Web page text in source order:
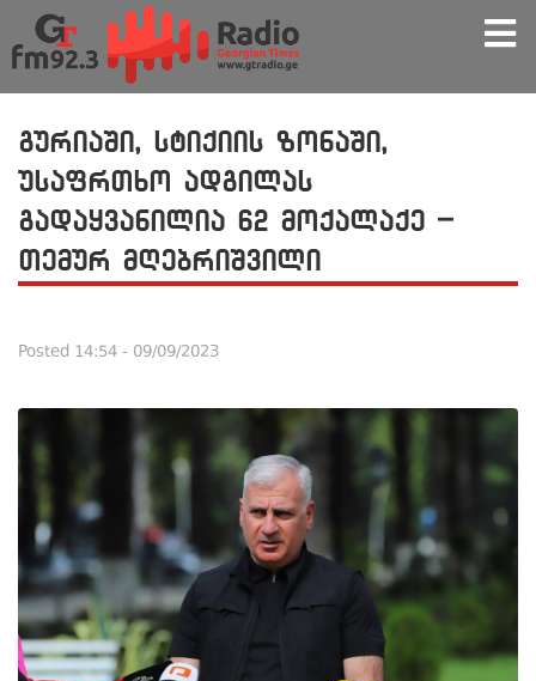
გურიაში, სტიქიის ზონაში,
უსაფრთხო ადგილას
გადაყვანილია 62 მოქალაქე –
თემურ მღებრიშვილი
Posted 14:54 - 09/09/2023